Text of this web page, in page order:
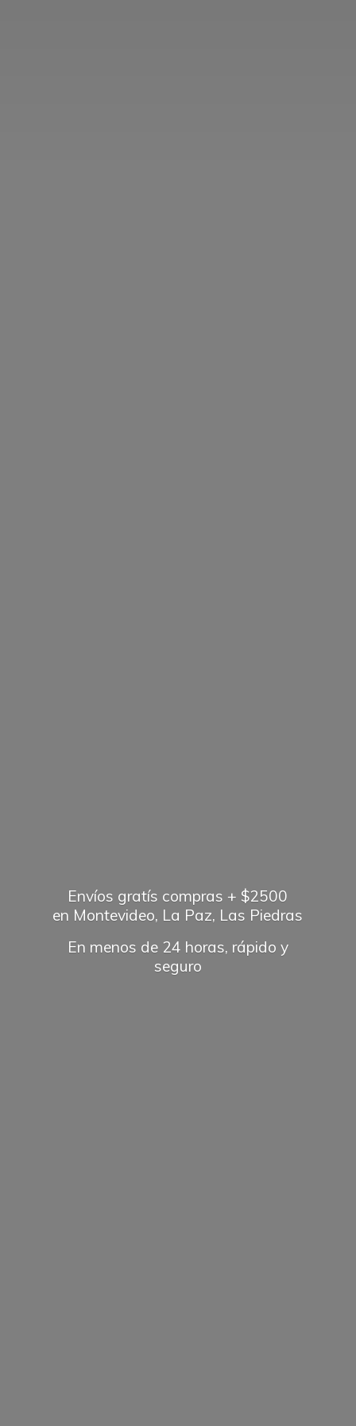
Envíos gratís compras + $2500
en Montevideo, La Paz, Las Piedras
En menos de 24 horas, rápido y
seguro